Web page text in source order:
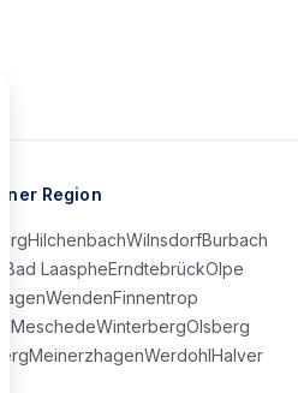
Region
HilchenbachWilnsdorfBurbach
Bad LaaspheErndtebrückOlpe
WendenFinnentrop
MeschedeWinterbergOlsberg
MeinerzhagenWerdohl Halver